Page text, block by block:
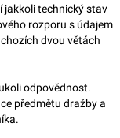
jakkoli technický stav
rozporu s údajem
dvou větách
odpovědnost.
předmětu dražby a